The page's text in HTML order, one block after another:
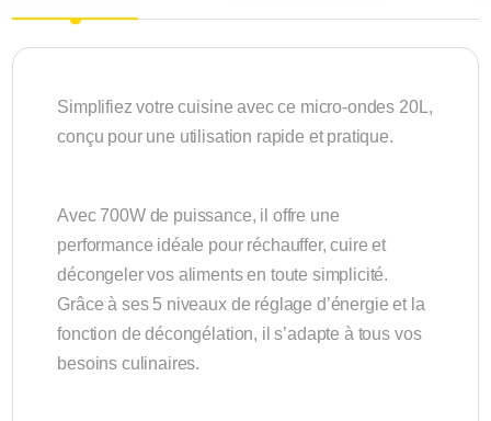
Simplifiez votre cuisine avec ce micro-ondes 20L,
conçu pour une utilisation rapide et pratique.
Avec 700W de puissance, il offre une
performance idéale pour réchauffer, cuire et
décongeler vos aliments en toute simplicité.
Grâce à ses 5 niveaux de réglage d’énergie et la
fonction de décongélation, il s’adapte à tous vos
besoins culinaires.